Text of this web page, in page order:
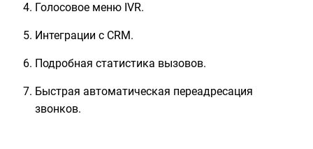
Голосовое меню IVR.
Интеграции с CRM.
Подробная статистика вызовов.
Быстрая автоматическая переадресация
звонков.